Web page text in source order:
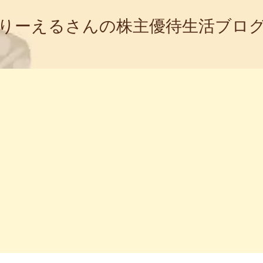
ーえるさんの株主優待生活ブロ